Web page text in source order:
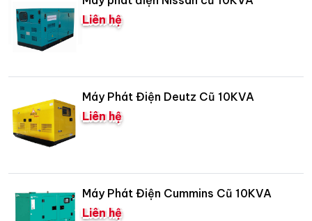
Liên hệ
Máy Phát Điện Deutz Cũ 10KVA
Liên hệ
Máy Phát Điện Cummins Cũ 10KVA
Liên hệ